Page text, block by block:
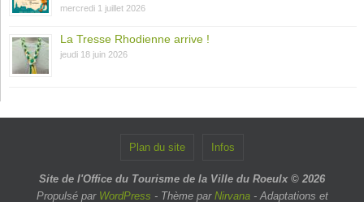
mercredi 1 juillet 2026
La Tresse Rhodienne arrive !
jeudi 18 juin 2026
Plan du site Infos
Site de l'Office du Tourisme de la Ville du Roeulx © 2026
Propulsé par WordPress - Thème par Nirvana- Adaptations et